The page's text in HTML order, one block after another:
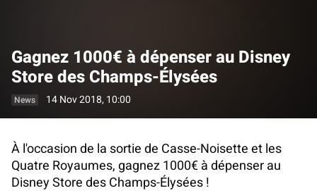
Gagnez 1000€ à dépenser au Disney
Store des Champs-Élysées
News 14 Nov 2018, 10:00
À l'occasion de la sortie de Casse-Noisette et les
Quatre Royaumes, gagnez 1000€ à dépenser au
Disney Store des Champs-Élysées !